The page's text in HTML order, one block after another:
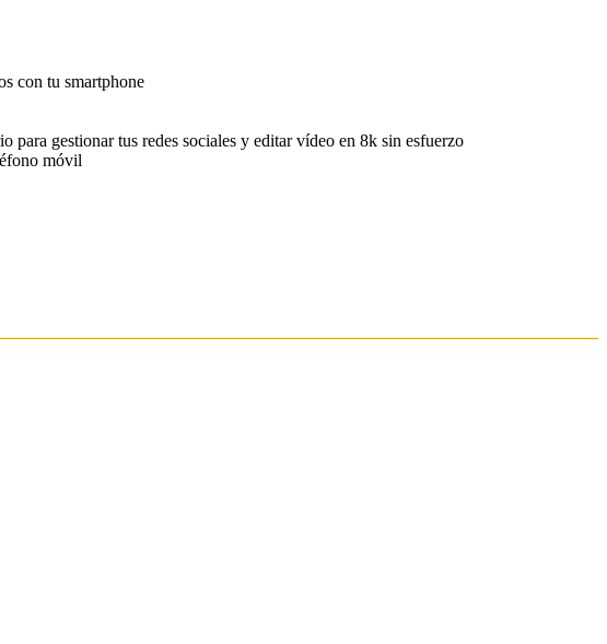
con tu smartphone
para gestionar tus redes sociales y editar vídeo en 8k sin esfuerzo
móvil